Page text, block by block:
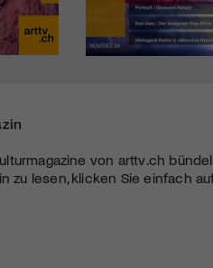
von arttv.ch
zu lesen, klicken Sie einfach